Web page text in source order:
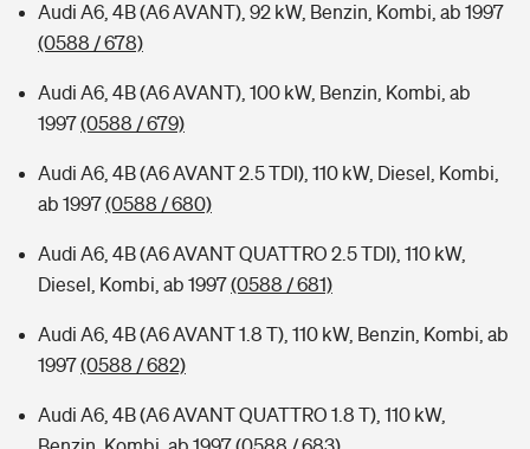
Audi A6, 4B (A6 AVANT), 92 kW, Benzin, Kombi, ab 1997
(0588 / 678)
Audi A6, 4B (A6 AVANT), 100 kW, Benzin, Kombi, ab
1997(0588 / 679)
Audi A6, 4B (A6 AVANT 2.5 TDI), 110 kW, Diesel, Kombi,
ab 1997(0588 / 680)
Audi A6, 4B (A6 AVANT QUATTRO 2.5 TDI), 110 kW,
Diesel, Kombi, ab 1997(0588 / 681)
Audi A6, 4B (A6 AVANT 1.8 T), 110 kW, Benzin, Kombi, ab
1997(0588 / 682)
Audi A6, 4B (A6 AVANT QUATTRO 1.8 T), 110 kW,